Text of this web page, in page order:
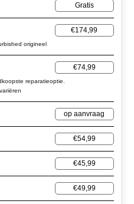
Gratis
€174,99
origineel
€74,99
reparatieoptie.
op aanvraag
€54,99
€45,99
€49,99